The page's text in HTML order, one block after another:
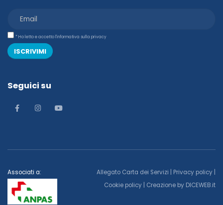
* Ho letto e accetto l'informativa sulla privacy
ISCRIVIMI
Seguici su
Associati a: Allegato Carta dei Servizi Privacy policy|
Cookie policy| Creazione by DICEWEB.it